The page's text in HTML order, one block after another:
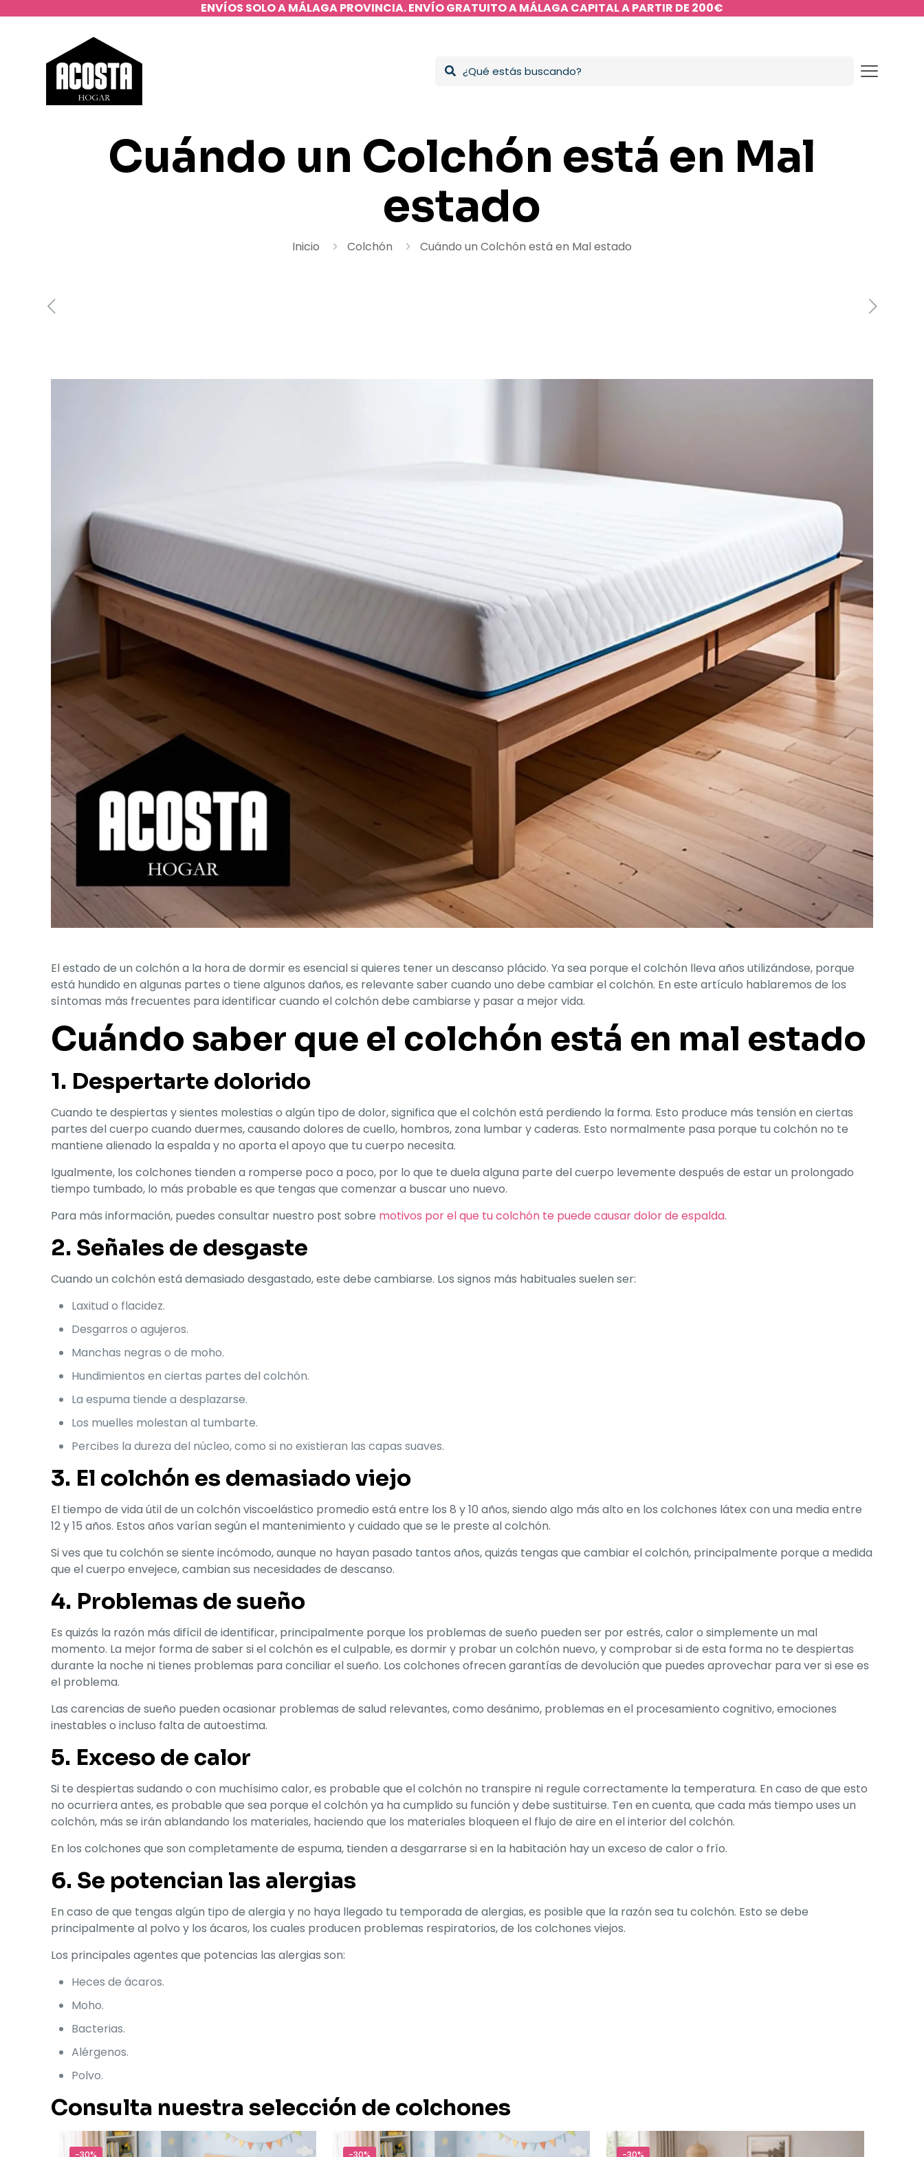
ENVÍOS SOLO A MÁLAGA PROVINCIA. ENVÍO GRATUITO A MÁLAGA CAPITAL A PARTIR DE 200€
Cuándo un Colchón está en Mal
estado
Inicio Colchón Cuándo un Colchón está en Mal estado
El estado de un colchón a la hora de dormir es esencial si quieres tener un descanso plácido. Ya sea porque el colchón lleva años utilizándose, porque
está hundido en algunas partes o tiene algunos daños, es relevante saber cuando uno debe cambiar el colchón. En este artículo hablaremos de los
síntomas más frecuentes para identificar cuando el colchón debe cambiarse y pasar a mejor vida.
Cuándo saber que el colchón está en mal estado
1. Despertarte dolorido
Cuando te despiertas y sientes molestias o algún tipo de dolor, significa que el colchón está perdiendo la forma. Esto produce más tensión en ciertas
partes del cuerpo cuando duermes, causando dolores de cuello, hombros, zona lumbar y caderas. Esto normalmente pasa porque tu colchón no te
mantiene alienado la espalda y no aporta el apoyo que tu cuerpo necesita.
Igualmente, los colchones tienden a romperse poco a poco, por lo que te duela alguna parte del cuerpo levemente después de estar un prolongado
tiempo tumbado, lo más probable es que tengas que comenzar a buscar uno nuevo.
Para más información, puedes consultar nuestro post sobre motivos por el que tu colchón te puede causar dolor de espalda.
2. Señales de desgaste
Cuando un colchón está demasiado desgastado, este debe cambiarse. Los signos más habituales suelen ser:
Laxitud o flacidez.
Desgarros o agujeros.
Manchas negras o de moho.
Hundimientos en ciertas partes del colchón.
La espuma tiende a desplazarse.
Los muelles molestan al tumbarte.
Percibes la dureza del núcleo, como si no existieran las capas suaves.
3. El colchón es demasiado viejo
El tiempo de vida útil de un colchón viscoelástico promedio está entre los 8 y 10 años, siendo algo más alto en los colchones látex con una media entre
12 y 15 años. Estos años varían según el mantenimiento y cuidado que se le preste al colchón.
Si ves que tu colchón se siente incómodo, aunque no hayan pasado tantos años, quizás tengas que cambiar el colchón, principalmente porque a medida
que el cuerpo envejece, cambian sus necesidades de descanso.
4. Problemas de sueño
Es quizás la razón más difícil de identificar, principalmente porque los problemas de sueño pueden ser por estrés, calor o simplemente un mal
momento. La mejor forma de saber si el colchón es el culpable, es dormir y probar un colchón nuevo, y comprobar si de esta forma no te despiertas
durante la noche ni tienes problemas para conciliar el sueño. Los colchones ofrecen garantías de devolución que puedes aprovechar para ver si ese es
el problema.
Las carencias de sueño pueden ocasionar problemas de salud relevantes, como desánimo, problemas en el procesamiento cognitivo, emociones
inestables o incluso falta de autoestima.
5. Exceso de calor
Si te despiertas sudando o con muchísimo calor, es probable que el colchón no transpire ni regule correctamente la temperatura. En caso de que esto
no ocurriera antes, es probable que sea porque el colchón ya ha cumplido su función y debe sustituirse. Ten en cuenta, que cada más tiempo uses un
colchón, más se irán ablandando los materiales, haciendo que los materiales bloqueen el flujo de aire en el interior del colchón.
En los colchones que son completamente de espuma, tienden a desgarrarse si en la habitación hay un exceso de calor o frío.
6. Se potencian las alergias
En caso de que tengas algún tipo de alergia y no haya llegado tu temporada de alergias, es posible que la razón sea tu colchón. Esto se debe
principalmente al polvo y los ácaros, los cuales producen problemas respiratorios, de los colchones viejos.
Los principales agentes que potencias las alergias son:
Heces de ácaros.
Moho.
Bacterias.
Alérgenos.
Polvo.
Consulta nuestra selección de colchones
-30% -30% -30%